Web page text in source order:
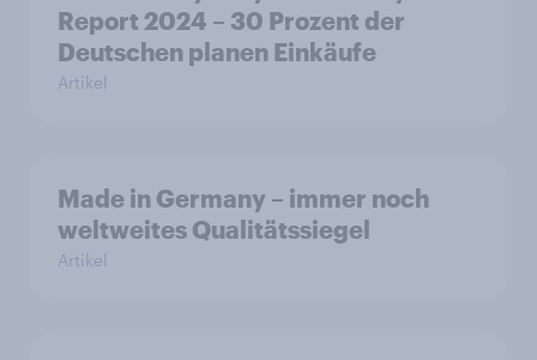
Report 2024 – 30 Prozent der
Deutschen planen Einkäufe
Artikel
Made in Germany – immer noch
weltweites Qualitätssiegel
Artikel